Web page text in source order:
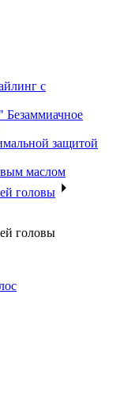
с
Безаммиачное
защитой
маслом
головы
головы